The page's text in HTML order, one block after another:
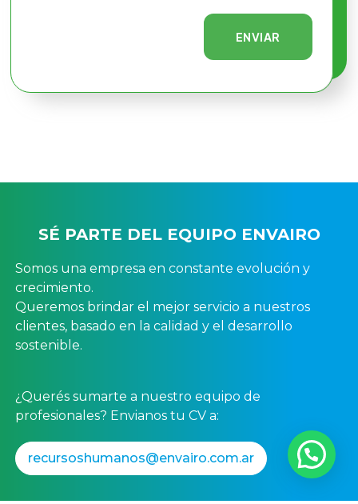
SÉ PARTE DEL EQUIPO ENVAIRO
Somos una empresa en constante evolución y
crecimiento.
Queremos brindar el mejor servicio a nuestros
clientes, basado en la calidad y el desarrollo
sostenible.
¿Querés sumarte a nuestro equipo de
profesionales? Envianos tu CV a:
recursoshumanos@envairo.com.ar